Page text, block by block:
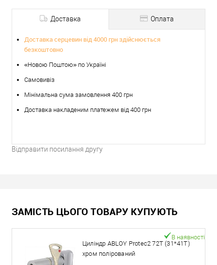
Доставка Оплата
Доставка серцевин від 4000 грн здійснюється
безкоштовно
«Новою Поштою» по Україні
Самовивіз
Мінімальна сума замовлення 400 грн
Доставка накладеним платежем від 400 грн
Відправити посилання другу
ЗАМІСТЬ ЦЬОГО ТОВАРУ КУПУЮТЬ
Циліндр ABLOY Protec2 72T (31*41T)
хром полірований
В наявності